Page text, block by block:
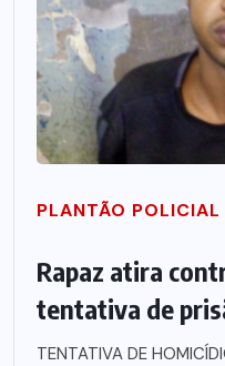
PLANTÃO POLICIAL
Rapaz atira
tentativa de
TENTATIVA DE